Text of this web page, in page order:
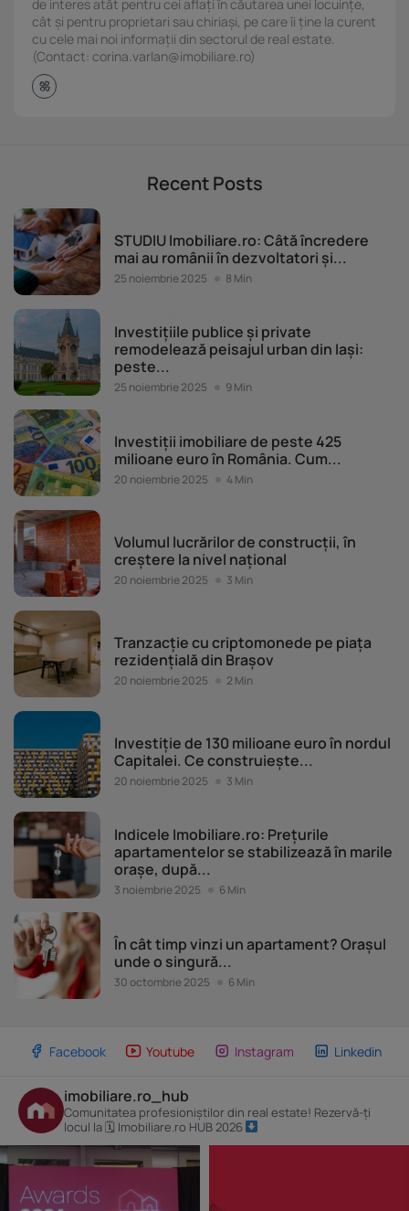
de interes atât pentru cei aflați în căutarea unei locuințe,
cât și pentru proprietari sau chiriași, pe care îi ține la curent
cu cele mai noi informații din sectorul de real estate.
(Contact: corina.varlan@imobiliare.ro)
Recent Posts
STUDIU Imobiliare.ro: Câtă încredere
mai au românii în dezvoltatori și...
25 noiembrie 2025 8 Min
Investițiile publice și private
remodelează peisajul urban din Iași:
peste...
25 noiembrie 2025 9 Min
Investiții imobiliare de peste 425
milioane euro în România. Cum...
20 noiembrie 2025 4 Min
Volumul lucrărilor de construcții, în
creștere la nivel național
20 noiembrie 2025 3 Min
Tranzacție cu criptomonede pe piața
rezidențială din Brașov
20 noiembrie 2025 2 Min
Investiție de 130 milioane euro în nordul
Capitalei. Ce construiește...
20 noiembrie 2025 3 Min
Indicele Imobiliare.ro: Prețurile
apartamentelor se stabilizează în marile
orașe, după...
3 noiembrie 2025 6 Min
În cât timp vinzi un apartament? Orașul
unde o singură...
30 octombrie 2025 6 Min
Facebook Youtube Instagram Linkedin
imobiliare.ro_hub
Comunitatea profesioniștilor din real estate! Rezervă-ți
locul la 🗓 Imobiliare.ro HUB 2026